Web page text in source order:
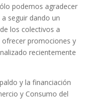
podemos agradecer
seguir dando un
los colectivos a
ofrecer promociones y
recientemente
y la financiación
y Consumo del